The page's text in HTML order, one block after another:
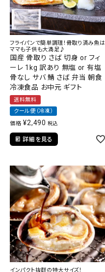
フライパンで簡単調理！骨取り済み魚は
ママも子供も大満足♪
国産 骨取り さば 切身 or フィ
ーレ 1kg 訳あり 無塩 or 有塩
骨なし サバ 鯖 さば 弁当 朝食
冷凍食品 お中元 ギフト
送料無料
クール便（冷凍）
価格 ¥2,490 税込
詳細を見る
インパクト抜群の特大サイズ！